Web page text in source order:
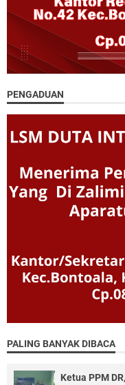
PENGADUAN
PALING BANYAK DIBACA
Ketua PPM